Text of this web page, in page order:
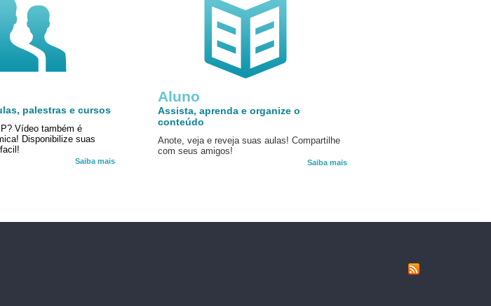
Aluno
Assista, aprenda e organize o
conteúdo
Anote, veja e reveja suas aulas! Compartilhe
com seus amigos!
Saiba mais
palestras e cursos
Vídeo também é
Disponibilize suas
Saiba mais